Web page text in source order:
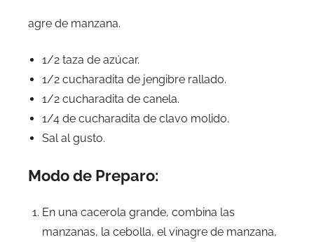
agre de manzana.
1/2 taza de azúcar.
1/2 cucharadita de jengibre rallado.
1/2 cucharadita de canela.
1/4 de cucharadita de clavo molido.
Sal al gusto.
Modo de Preparo:
En una cacerola grande, combina las
manzanas, la cebolla, el vinagre de manzana,